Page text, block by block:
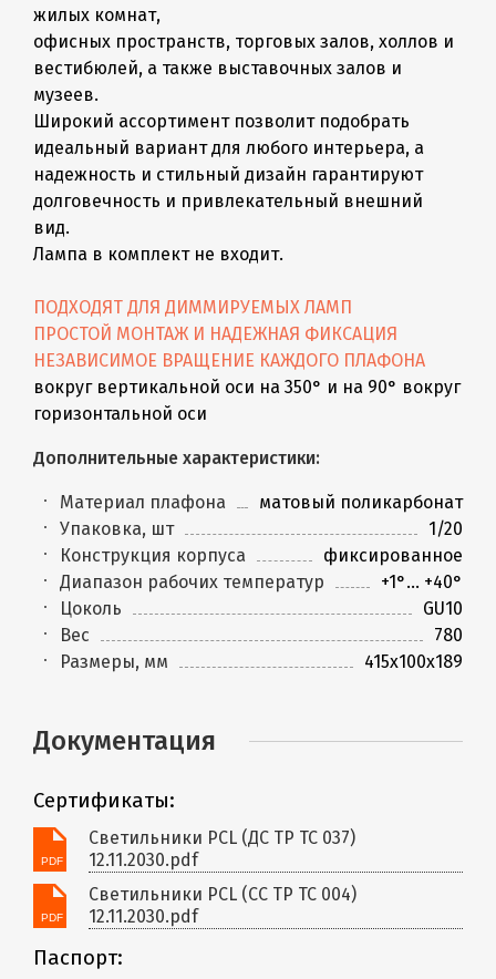
жилых комнат,
офисных пространств, торговых залов, холлов и
вестибюлей, а также выставочных залов и
музеев.
Широкий ассортимент позволит подобрать
идеальный вариант для любого интерьера, а
надежность и стильный дизайн гарантируют
долговечность и привлекательный внешний
вид.
Лампа в комплект не входит.
ПОДХОДЯТ ДЛЯ ДИММИРУЕМЫХ ЛАМП
ПРОСТОЙ МОНТАЖ И НАДЕЖНАЯ ФИКСАЦИЯ
НЕЗАВИСИМОЕ ВРАЩЕНИЕ КАЖДОГО ПЛАФОНА
вокруг вертикальной оси на 350° и на 90° вокруг
горизонтальной оси
Дополнительные характеристики:
Материал плафона
матовый поликарбонат
Упаковка, шт
1/20
Конструкция корпуса
фиксированное
Диапазон рабочих температур
+1°... +40°
Цоколь
GU10
Вес
780
Размеры, мм
415x100x189
Документация
Сертификаты:
Светильники PCL (ДС ТР ТС 037)
12.11.2030.pdf
Светильники PCL (СС ТР ТС 004)
12.11.2030.pdf
Паспорт: